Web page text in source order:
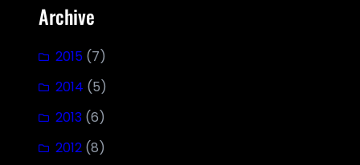
Archive
2015 (7)
2014 (5)
2013 (6)
2012 (8)